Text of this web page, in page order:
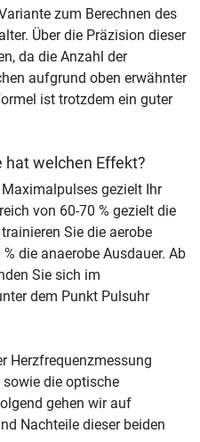
zum Berechnen des
Über die Präzision dieser
da die Anzahl der
aufgrund oben erwähnter
ist trotzdem ein guter
hat welchen Effekt?
gezielt Ihr
von 60-70 % gezielt die
Sie die aerobe
die anaerobe Ausdauer. Ab
Sie sich im
dem Punkt Pulsuhr
Herzfrequenzmessung
die optische
gehen wir auf
Nachteile dieser beiden